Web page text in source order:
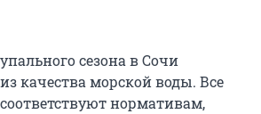
сезона в Сочи
качества морской воды. Все
нормативам,